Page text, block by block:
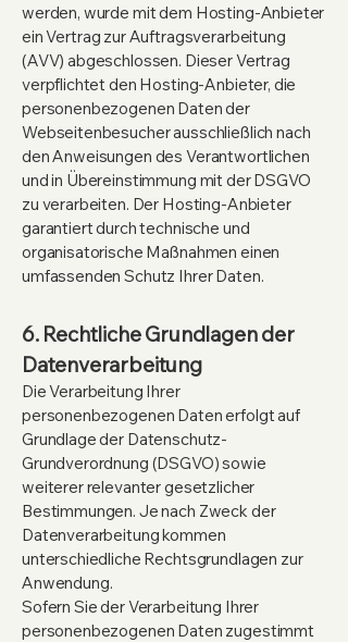
werden, wurde mit dem Hosting-Anbieter
ein Vertrag zur Auftragsverarbeitung
(AVV) abgeschlossen. Dieser Vertrag
verpflichtet den Hosting-Anbieter, die
personenbezogenen Daten der
Webseitenbesucher ausschließlich nach
den Anweisungen des Verantwortlichen
und in Übereinstimmung mit der DSGVO
zu verarbeiten. Der Hosting-Anbieter
garantiert durch technische und
organisatorische Maßnahmen einen
umfassenden Schutz Ihrer Daten.
6. Rechtliche Grundlagen der
Datenverarbeitung
Die Verarbeitung Ihrer
personenbezogenen Daten erfolgt auf
Grundlage der Datenschutz-
Grundverordnung (DSGVO) sowie
weiterer relevanter gesetzlicher
Bestimmungen. Je nach Zweck der
Datenverarbeitung kommen
unterschiedliche Rechtsgrundlagen zur
Anwendung.
Sofern Sie der Verarbeitung Ihrer
personenbezogenen Daten zugestimmt